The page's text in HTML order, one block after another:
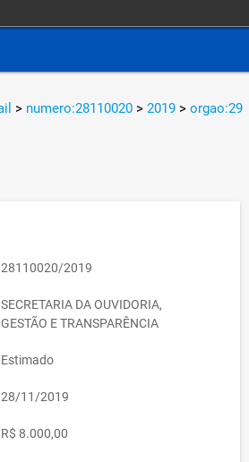
> numero:28110020 > 2019 > orgao:29
28110020/2019
SECRETARIA DA OUVIDORIA,
GESTÃO E TRANSPARÊNCIA
Estimado
28/11/2019
R$ 8.000,00